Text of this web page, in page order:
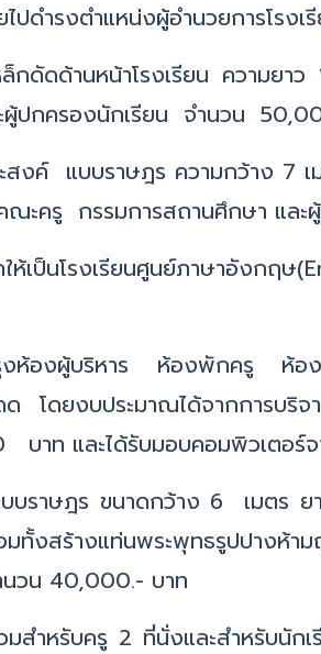
ปดำรงตำแหน่งผู้อำนวยการโ
ดัดด้านหน้าโรงเรียน ความยา
ปกครองนักเรียน จำนวน
ะสงค์ แบบราษฎร ความกว้าง
ณะครู กรรมการสถานศึกษา แ
ให้เป็นโรงเรียนศูนย์ภาษาอังก
งห้องผู้บริหาร ห้องพักครู ห้อ
โดยงบประมาณได้จากการบริ
าท และได้รับมอบคอมพิวเตอร์
บราษฎร ขนาดกว้าง 6 เมตร
งสร้างแท่นพระพุทธรูปปางห้
นวน 40,000.- บาท
สำหรับครู 2 ที่นั่งและสำหรับนัก